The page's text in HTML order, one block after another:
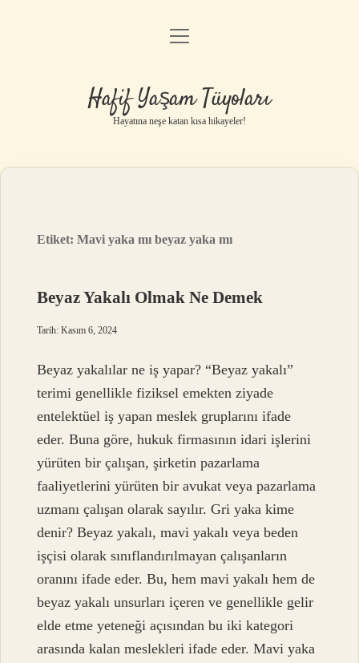
Anasayfa
Yasal Uyarı
menüyü
Hafif Yaşam Tüyoları
Hayatına neşe katan kısa hikayeler!
Etiket:Mavi yaka mı beyaz yaka mı
Beyaz Yakalı Olmak Ne Demek
Tarih: Kasım 6, 2024
Beyaz yakalılar ne iş yapar? “Beyaz yakalı”
terimi genellikle fiziksel emekten ziyade
entelektüel iş yapan meslek gruplarını ifade
eder. Buna göre, hukuk firmasının idari işlerini
yürüten bir çalışan, şirketin pazarlama
faaliyetlerini yürüten bir avukat veya pazarlama
uzmanı çalışan olarak sayılır. Gri yaka kime
denir? Beyaz yakalı, mavi yakalı veya beden
işçisi olarak sınıflandırılmayan çalışanların
oranını ifade eder. Bu, hem mavi yakalı hem de
beyaz yakalı unsurları içeren ve genellikle gelir
elde etme yeteneği açısından bu iki kategori
arasında kalan meslekleri ifade eder. Mavi yaka